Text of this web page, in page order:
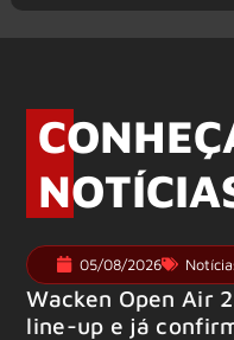
05/08/2026
Wacken Open Air
line-up e já